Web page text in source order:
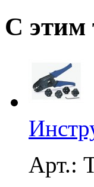
С этим
Арт.: